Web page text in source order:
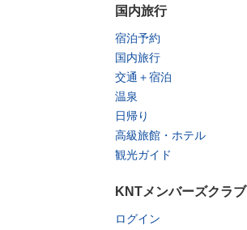
国内旅行
宿泊予約
国内旅行
交通＋宿泊
温泉
日帰り
高級旅館・ホテル
観光ガイド
KNTメンバーズクラブ
ログイン